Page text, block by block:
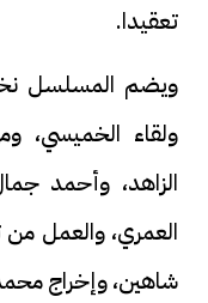
تعقيدا.
ويضم المسلسل
ولقاء الخميسي،
الزاهد، وأحمد
العمري، والعمل
شاهين، وإخراج